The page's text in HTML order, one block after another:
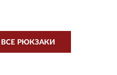
РЮКЗАКИ